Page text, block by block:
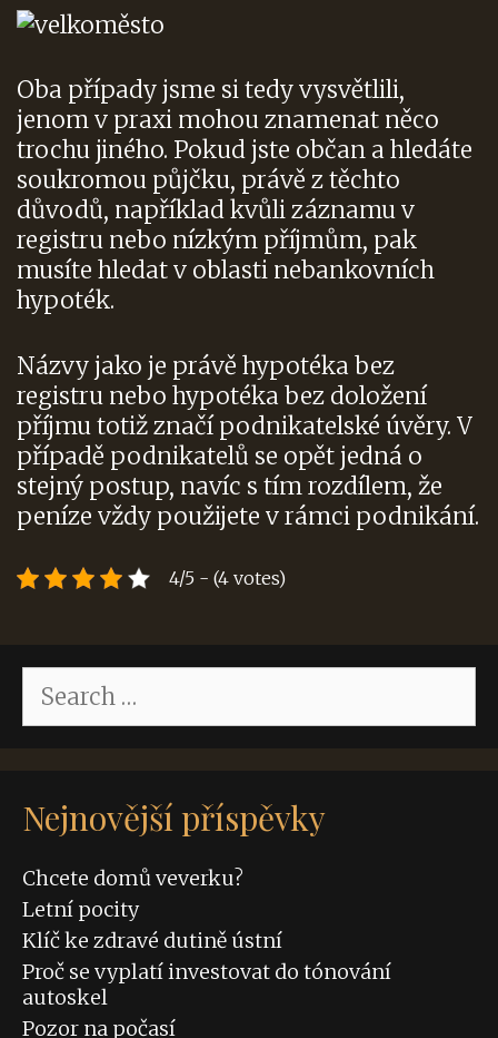
Oba případy jsme si tedy vysvětlili,
jenom v praxi mohou znamenat něco
trochu jiného. Pokud jste občan a hledáte
soukromou půjčku, právě z těchto
důvodů, například kvůli záznamu v
registru nebo nízkým příjmům, pak
musíte hledat v oblasti nebankovních
hypoték.
Názvy jako je právě hypotéka bez
registru nebo hypotéka bez doložení
příjmu totiž značí podnikatelské úvěry. V
případě podnikatelů se opět jedná o
stejný postup, navíc s tím rozdílem, že
peníze vždy použijete v rámci podnikání.
4/5 - (4 votes)
for:
Nejnovější příspěvky
Chcete domů veverku?
Letní pocity
Klíč ke zdravé dutině ústní
Proč se vyplatí investovat do tónování
autoskel
Pozor na počasí